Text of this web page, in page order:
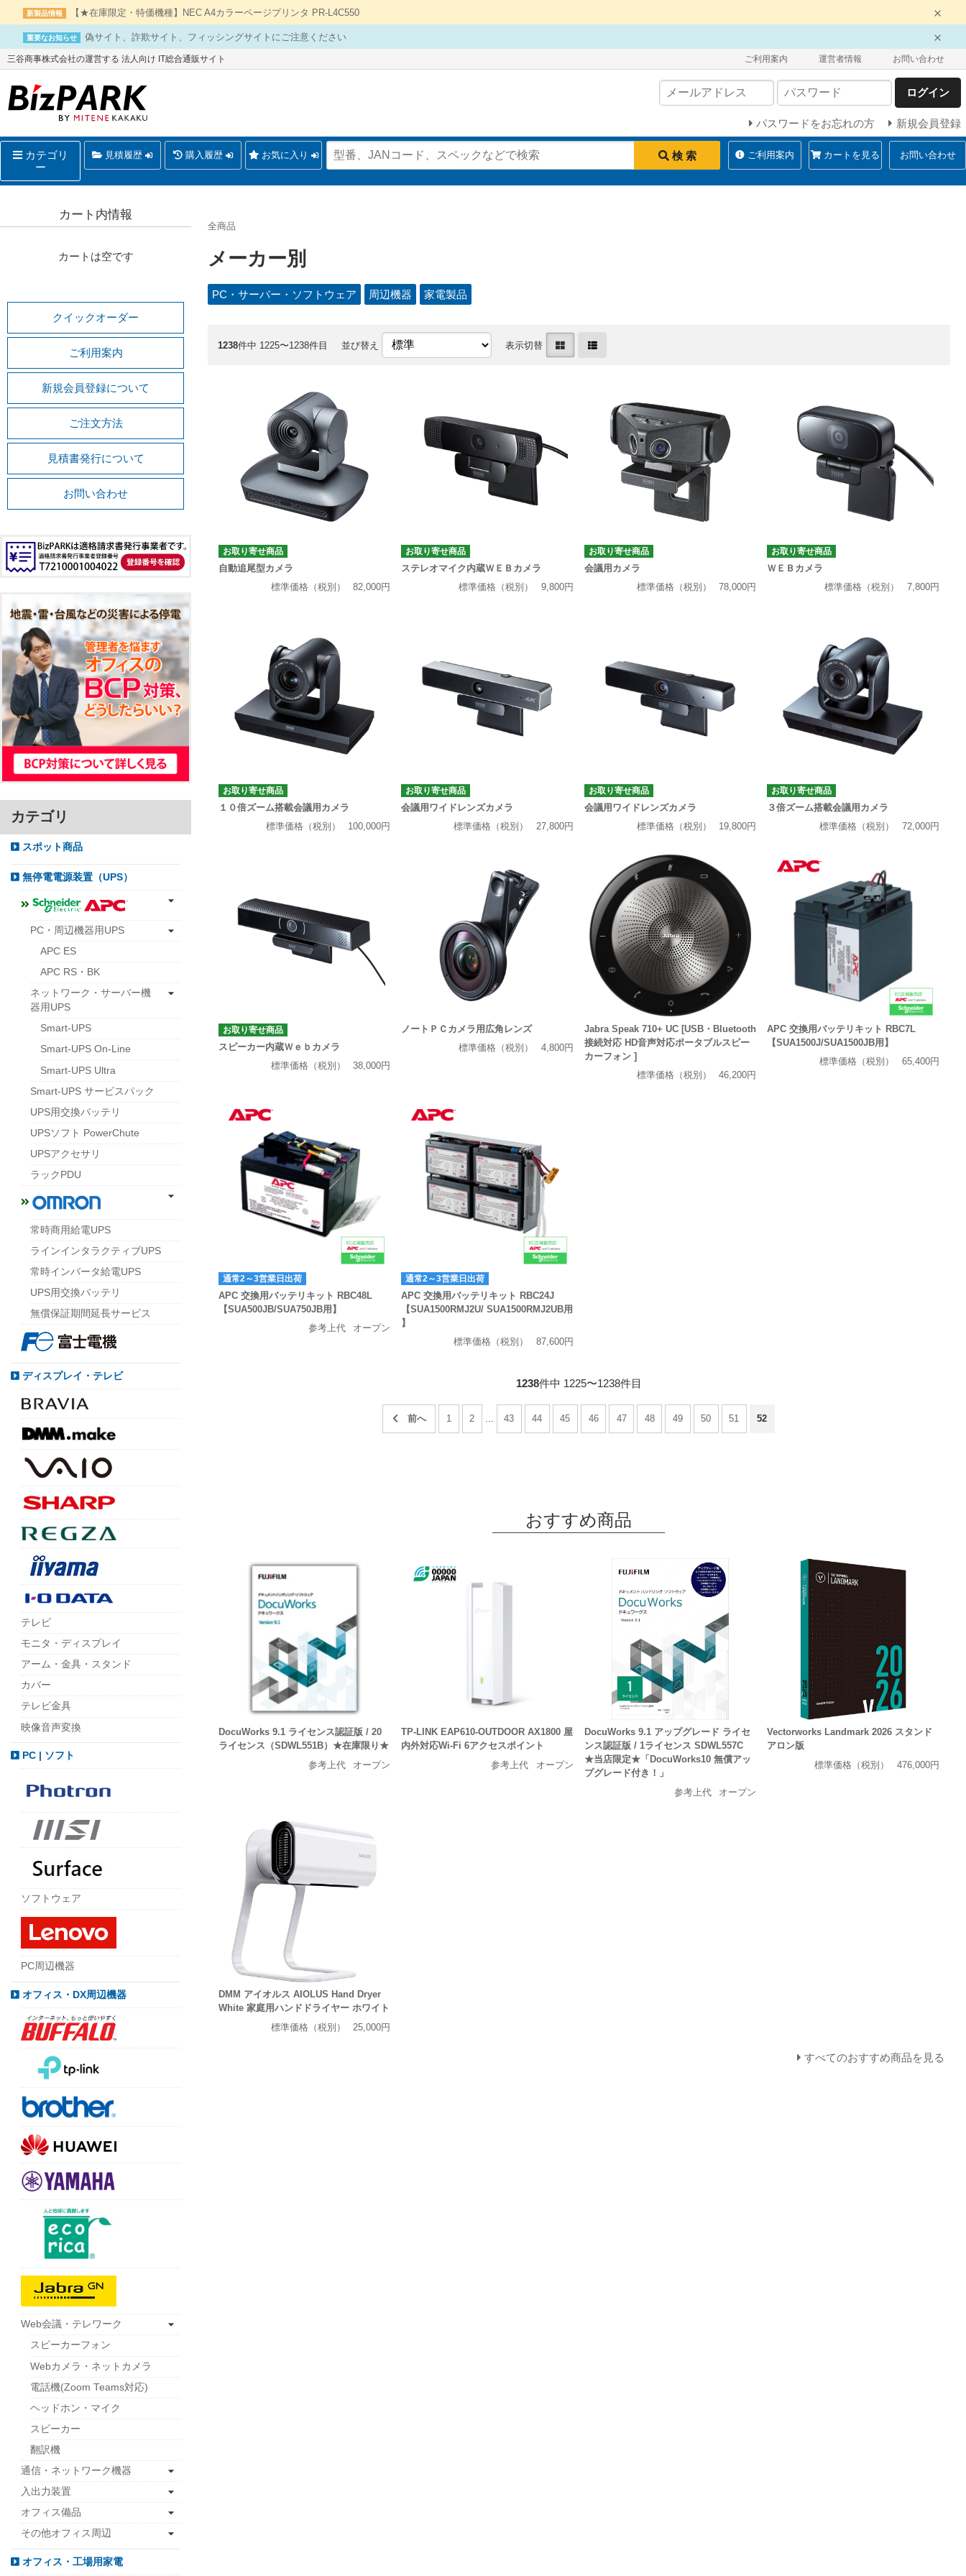
新製品情報 【★在庫限定・特価機種】NEC A4カラーページプリンタ PR-L4C550
重要なお知らせ 偽サイト、詐欺サイト、フィッシングサイトにご注意ください
三谷商事株式会社の運営する 法人向け IT総合通販サイト ご利用案内 運営者情報 お問い合わせ
ログイン
パスワードをお忘れの方 新規会員登録
カテゴリ
ー
見積履歴 購入履歴 お気に入り 検 索 ご利用案内 カートを見る お問い合わせ
全商品
メーカー別
PC・サーバー・ソフトウェア 周辺機器 家電製品
1238件中 1225〜1238件目 並び替え 表示切替
お取り寄せ商品
自動追尾型カメラ
標準価格（税別）
82,000円
お取り寄せ商品
ステレオマイク内蔵ＷＥＢカメラ
標準価格（税別）
9,800円
お取り寄せ商品
会議用カメラ
標準価格（税別）
78,000円
お取り寄せ商品
ＷＥＢカメラ
標準価格（税別）
7,800円
お取り寄せ商品
１０倍ズーム搭載会議用カメラ
標準価格（税別）
100,000円
お取り寄せ商品
会議用ワイドレンズカメラ
標準価格（税別）
27,800円
お取り寄せ商品
会議用ワイドレンズカメラ
標準価格（税別）
19,800円
お取り寄せ商品
３倍ズーム搭載会議用カメラ
標準価格（税別）
72,000円
お取り寄せ商品
スピーカー内蔵Ｗｅｂカメラ
標準価格（税別）
38,000円
ノートＰＣカメラ用広角レンズ
標準価格（税別）
4,800円
Jabra Speak 710+ UC [USB・Bluetooth
接続対応 HD音声対応ポータブルスピー
カーフォン ]
標準価格（税別）
46,200円
APC 交換用バッテリキット RBC7L
【SUA1500J/SUA1500JB用】
標準価格（税別）
65,400円
通常2～3営業日出荷
APC 交換用バッテリキット RBC48L
【SUA500JB/SUA750JB用】
参考上代
オープン
通常2～3営業日出荷
APC 交換用バッテリキット RBC24J
【SUA1500RMJ2U/ SUA1500RMJ2UB用
】
標準価格（税別）
87,600円
1238件中 1225〜1238件目
1 2 43 44 45 46 47 48 49 50 51 52
おすすめ商品
DocuWorks 9.1 ライセンス認証版 / 20
ライセンス（SDWL551B）★在庫限り★
参考上代
オープン
TP-LINK EAP610-OUTDOOR AX1800 屋
内外対応Wi-Fi 6アクセスポイント
参考上代
オープン
DocuWorks 9.1 アップグレード ライセ
ンス認証版 / 1ライセンス SDWL557C
★当店限定★「DocuWorks10 無償アッ
プグレード付き！」
参考上代
オープン
Vectorworks Landmark 2026 スタンド
アロン版
標準価格（税別）
476,000円
DMM アイオルス AIOLUS Hand Dryer
White 家庭用ハンドドライヤー ホワイト
標準価格（税別）
25,000円
すべてのおすすめ商品を見る
カート内情報
カートは空です
クイックオーダー
ご利用案内
新規会員登録について
ご注文方法
見積書発行について
お問い合わせ
カテゴリ
スポット商品
無停電電源装置（UPS）
PC・周辺機器用UPS
APC ES
APC RS・BK
ネットワーク・サーバー機
器用UPS
Smart-UPS
Smart-UPS On-Line
Smart-UPS Ultra
Smart-UPS サービスパック
UPS用交換バッテリ
UPSソフト PowerChute
UPSアクセサリ
ラックPDU
常時商用給電UPS
ラインインタラクティブUPS
常時インバータ給電UPS
UPS用交換バッテリ
無償保証期間延長サービス
ディスプレイ・テレビ
テレビ
モニタ・ディスプレイ
アーム・金具・スタンド
カバー
テレビ金具
映像音声変換
PC | ソフト
ソフトウェア
PC周辺機器
オフィス・DX周辺機器
Web会議・テレワーク
スピーカーフォン
Webカメラ・ネットカメラ
電話機(Zoom Teams対応)
ヘッドホン・マイク
スピーカー
翻訳機
通信・ネットワーク機器
入出力装置
オフィス備品
その他オフィス周辺
オフィス・工場用家電